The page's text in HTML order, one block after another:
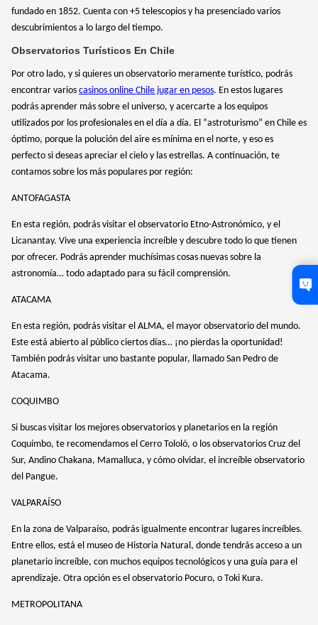
fundado en 1852. Cuenta con +5 telescopios y ha presenciado varios
descubrimientos a lo largo del tiempo.
Observatorios Turísticos En Chile
Por otro lado, y si quieres un observatorio meramente turístico, podrás
encontrar varios casinos online Chile jugar en pesos. En estos lugares
podrás aprender más sobre el universo, y acercarte a los equipos
utilizados por los profesionales en el día a día. El “astroturismo” en Chile es
óptimo, porque la polución del aire es mínima en el norte, y eso es
perfecto si deseas apreciar el cielo y las estrellas. A continuación, te
contamos sobre los más populares por región:
ANTOFAGASTA
En esta región, podrás visitar el observatorio Etno-Astronómico, y el
Licanantay. Vive una experiencia increíble y descubre todo lo que tienen
por ofrecer. Podrás aprender muchísimas cosas nuevas sobre la
astronomía… todo adaptado para su fácil comprensión.
ATACAMA
En esta región, podrás visitar el ALMA, el mayor observatorio del mundo.
Este está abierto al público ciertos días… ¡no pierdas la oportunidad!
También podrás visitar uno bastante popular, llamado San Pedro de
Atacama.
COQUIMBO
Si buscas visitar los mejores observatorios y planetarios en la región
Coquimbo, te recomendamos el Cerro Tololó, o los observatorios Cruz del
Sur, Andino Chakana, Mamalluca, y cómo olvidar, el increíble observatorio
del Pangue.
VALPARAÍSO
En la zona de Valparaíso, podrás igualmente encontrar lugares increíbles.
Entre ellos, está el museo de Historia Natural, donde tendrás acceso a un
planetario increíble, con muchos equipos tecnológicos y una guía para el
aprendizaje. Otra opción es el observatorio Pocuro, o Toki Kura.
METROPOLITANA
We stand with people of Ukraine.
This is a war against democratic values, human rights